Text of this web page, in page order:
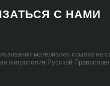
С НАМИ
ма­те­ри­а­лов ссыл­ка на
мит­ро­по­лия Рус­ской